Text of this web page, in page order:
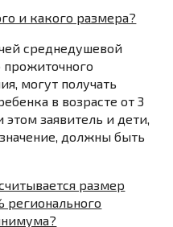
и какого размера?
среднедушевой
могут получать
в возрасте от 3
заявитель и дети,
должны быть
размер
регионального